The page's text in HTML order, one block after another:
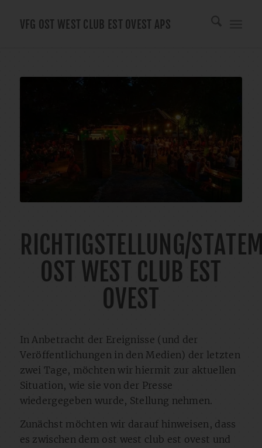
VFG OST WEST CLUB EST OVEST APS
RICHTIGSTELLUNG/
OST WEST CLUB EST
OVEST
In Anbetracht der Ereignisse (und der
Veröffentlichungen in den Medien) der letzten
zwei Tage, möchten wir hiermit zur aktuellen
Situation, wie sie von der Presse
wiedergegeben wurde, Stellung nehmen.
Zunächst möchten wir darauf hinweisen, dass
es zwischen dem ost west club est ovest und